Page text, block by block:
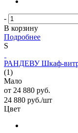
-
В корзину
Подробнее
S
РАНДЕВУ Шкаф-
(1)
Мало
от 24 880 руб.
24 880 руб./шт
Цвет